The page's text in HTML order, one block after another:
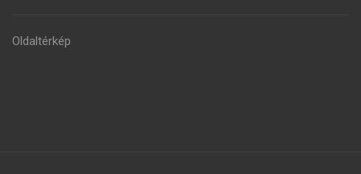
Oldaltérkép